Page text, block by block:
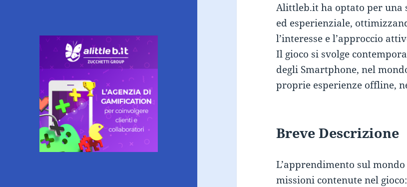
Alittleb.it ha optato per
ed esperienziale,
l’interesse e l’approccio
Il gioco si svolge
degli Smartphone, nel
proprie esperienze offline,
Breve Descrizione
L’apprendimento sul
missioni contenute nel